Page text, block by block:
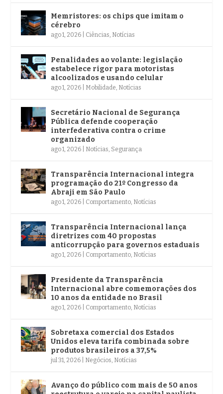
Memristores: os chips que imitam o
cérebro
ago 1, 2026 Ciências, Notícias
Penalidades ao volante: legislação
estabelece rigor para motoristas
alcoolizados e usando celular
ago 1, 2026 Mobilidade, Notícias
Secretário Nacional de Segurança
Pública defende cooperação
interfederativa contra o crime
organizado
ago 1, 2026 Notícias, Segurança
Transparência Internacional integra
programação do 21º Congresso da
Abraji em São Paulo
ago 1, 2026 Comportamento, Notícias
Transparência Internacional lança
diretrizes com 40 propostas
anticorrupção para governos estaduais
ago 1, 2026 Comportamento, Notícias
Presidente da Transparência
Internacional abre comemorações dos
10 anos da entidade no Brasil
ago 1, 2026 Comportamento, Notícias
Sobretaxa comercial dos Estados
Unidos eleva tarifa combinada sobre
produtos brasileiros a 37,5%
jul 31, 2026 Negócios, Notícias
Avanço do público com mais de 50 anos